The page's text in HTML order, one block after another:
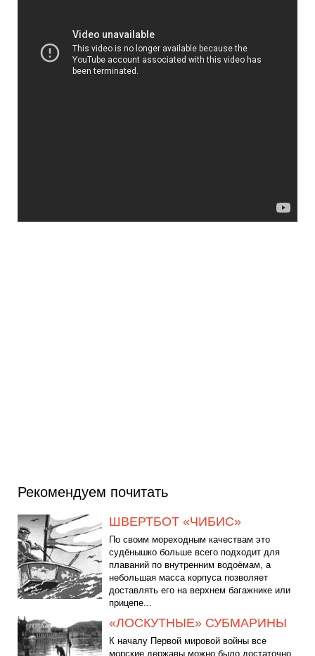
Рекомендуем почитать
ШВЕРТБОТ «ЧИБИС»
По своим мореходным качествам это
судёнышко больше всего подходит для
плаваний по внутренним водоёмам, а
небольшая масса корпуса позволяет
доставлять его на верхнем багажнике или
прицепе...
«ЛОСКУТНЫЕ» СУБМАРИНЫ
К началу Первой мировой войны все
морские державы можно было достаточно